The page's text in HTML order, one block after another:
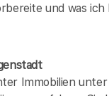
und was
Immobilien